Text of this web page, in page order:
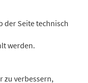
der Seite technisch
werden.
zu verbessern,
die Diversität der
ich als sehr
wurde
nicht. Selbst in
„Danke!“ – und
oder Anregungen.
anders und vor